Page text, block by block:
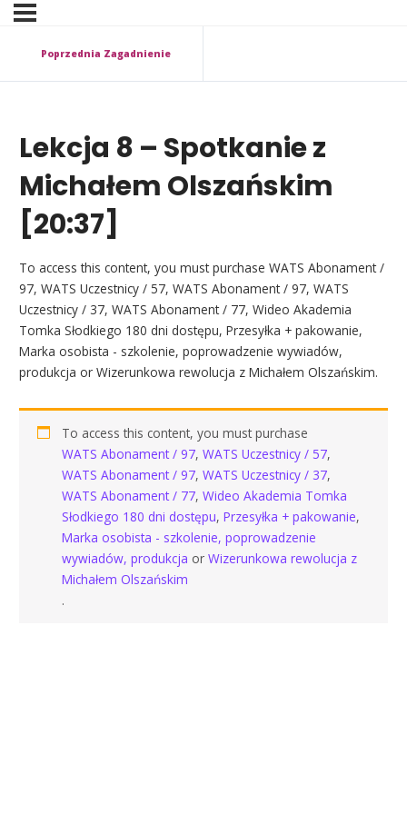
Poprzednia Zagadnienie
Lekcja 8 – Spotkanie z
Michałem Olszańskim
[20:37]
To access this content, you must purchase WATS Abonament /
97, WATS Uczestnicy / 57, WATS Abonament / 97, WATS
Uczestnicy / 37, WATS Abonament / 77, Wideo Akademia
Tomka Słodkiego 180 dni dostępu, Przesyłka + pakowanie,
Marka osobista - szkolenie, poprowadzenie wywiadów,
produkcja or Wizerunkowa rewolucja z Michałem Olszańskim.
To access this content, you must purchase
WATS Abonament / 97,WATS Uczestnicy / 57,
WATS Abonament / 97,WATS Uczestnicy / 37,
WATS Abonament / 77,Wideo Akademia Tomka
Słodkiego 180 dni dostępu,Przesyłka + pakowanie,
Marka osobista - szkolenie, poprowadzenie
wywiadów, produkcja orWizerunkowa rewolucja z
Michałem Olszańskim
.